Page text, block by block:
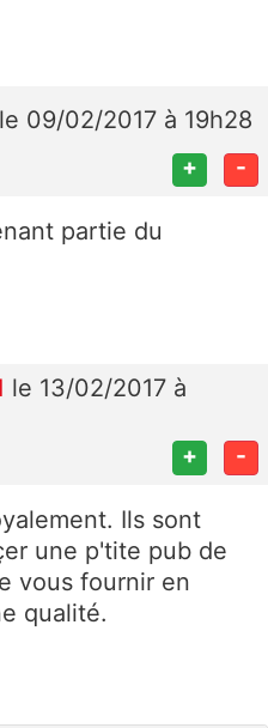
le 09/02/2017 à 19h28
+ -
partie du
le 13/02/2017 à
+ -
Ils sont
une p'tite pub de
vous fournir en
qualité.